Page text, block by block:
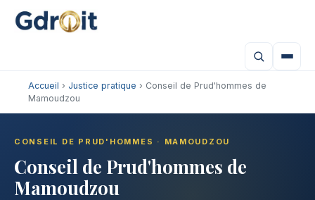
Accueil › Justice pratique › Conseil de Prud'hommes de
Mamoudzou
CONSEIL DE PRUD'HOMMES · MAMOUDZOU
Conseil de Prud'hommes de
Mamoudzou